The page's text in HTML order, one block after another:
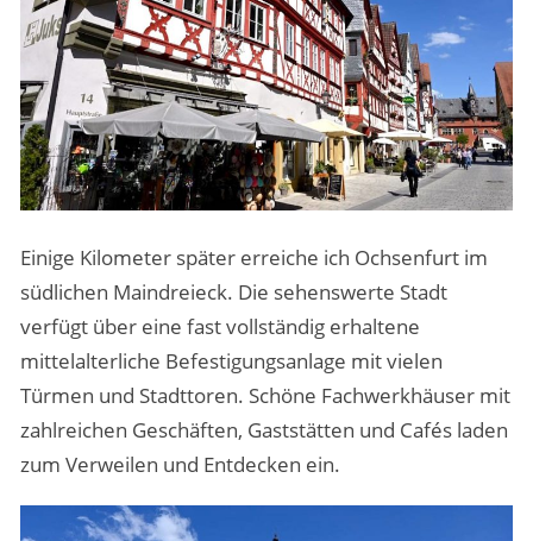
Einige Kilometer später erreiche ich Ochsenfurt im
südlichen Maindreieck. Die sehenswerte Stadt
verfügt über eine fast vollständig erhaltene
mittelalterliche Befestigungsanlage mit vielen
Türmen und Stadttoren. Schöne Fachwerkhäuser mit
zahlreichen Geschäften, Gaststätten und Cafés laden
zum Verweilen und Entdecken ein.